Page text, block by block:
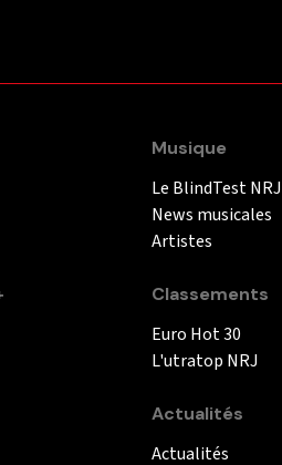
Musique
Le BlindTest NRJ
News musicales
Artistes
Classements
Euro Hot 30
L'utratop NRJ
Actualités
Actualités